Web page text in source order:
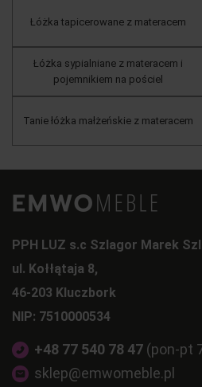
Łóżka tapicerowane z materacem
Łóżka sypialniane z materacem i
pojemnikiem na pościel
Tanie łóżka małżeńskie z materacem
PPH LUZ s.c Szlagor Marek
ul. Kołłątaja 8,
46-203 Kluczbork
NIP: 7510000534
+48 77 540 78 47 (pon-pt
sklep@emwomeble.pl